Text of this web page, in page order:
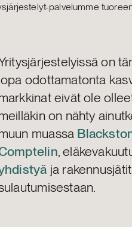
palvelumme
on
odottamatonta
eivät ole
on nähty
muassa
,
ja